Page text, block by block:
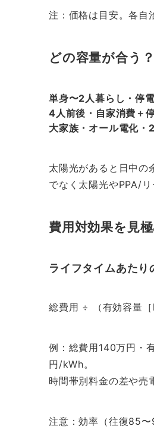
注：価格は目安。各自
どの容量が合う
単身〜2人暮らし・停
4人前後・自家消費＋
大家族・オール電化
太陽光があると日中の
でなく太陽光やPPA/リ
費用対効果を見
ライフタイムあたり
総費用 ÷ （有効容量
例：総費用140万円・
円/kWh。
時間帯別料金の差や売
注意：効率（往復85〜